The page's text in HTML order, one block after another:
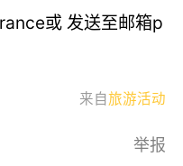
或 发送至邮箱p
来自旅游活动
举报